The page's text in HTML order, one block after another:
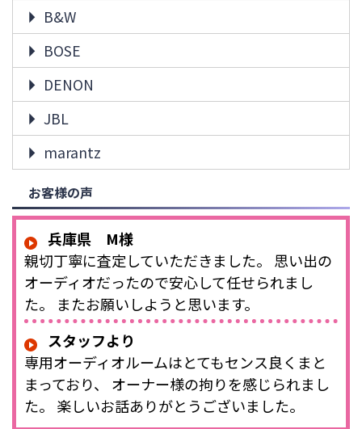
B&W
BOSE
DENON
JBL
marantz
お客様の声
兵庫県 M様
親切丁寧に査定していただきました。 思い出の
オーディオだったので安心して任せられまし
た。 またお願いしようと思います。
スタッフより
専用オーディオルームはとてもセンス良くまと
まっており、 オーナー様の拘りを感じられまし
た。 楽しいお話ありがとうございました。